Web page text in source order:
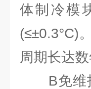
体制冷模
(≤±0.3°C)
周期长达
B免维护